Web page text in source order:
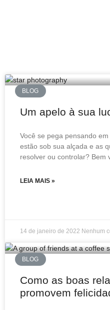
BLOG
Um apelo à sua
Você se pega pensando
estão sob sua alçada e as
resolver ou controlar? Bem
LEIA MAIS »
14 de janeiro de 2022 Nenhum
BLOG
Como as boas
promovem